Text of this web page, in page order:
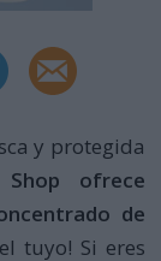
y protegida
ofrece
de
tuyo! Si eres